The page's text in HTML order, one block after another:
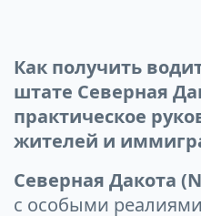
Как получить
штате Северная
практическое
жителей и
Северная Дакота
с особыми